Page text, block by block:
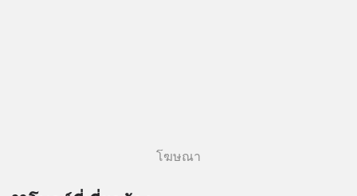
โฆษณา